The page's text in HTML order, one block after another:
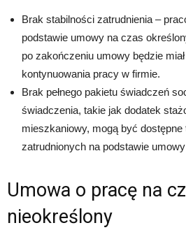
Brak stabilności zatrudnienia –
podstawie umowy na czas
po zakończeniu umowy będzie
kontynuowania pracy w firmie.
Brak pełnego pakietu świadczeń
świadczenia, takie jak dodatek
mieszkaniowy, mogą być
zatrudnionych na podstawie
Umowa o pracę na
nieokreślony